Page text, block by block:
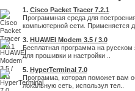
1. Cisco Packet Tracer 7.2.1
Программная среда для
компьютерной сети. Применяется
3. HUAWEI Modem 3.5 / 3.0
Бесплатная программа на русском
для прошивки и настройки ..
5. HyperTerminal 7.0
Программа, которая поможет вам
локальную сеть, используя тел..